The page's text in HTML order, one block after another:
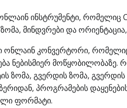
ინსტრუმენტი, რომელიც
მინდვრები და
ონლაინ კონვერტორი,
ნებისმიერ
ზომა, გვერდის ზომა,
პროგრამების
ფორმატი.